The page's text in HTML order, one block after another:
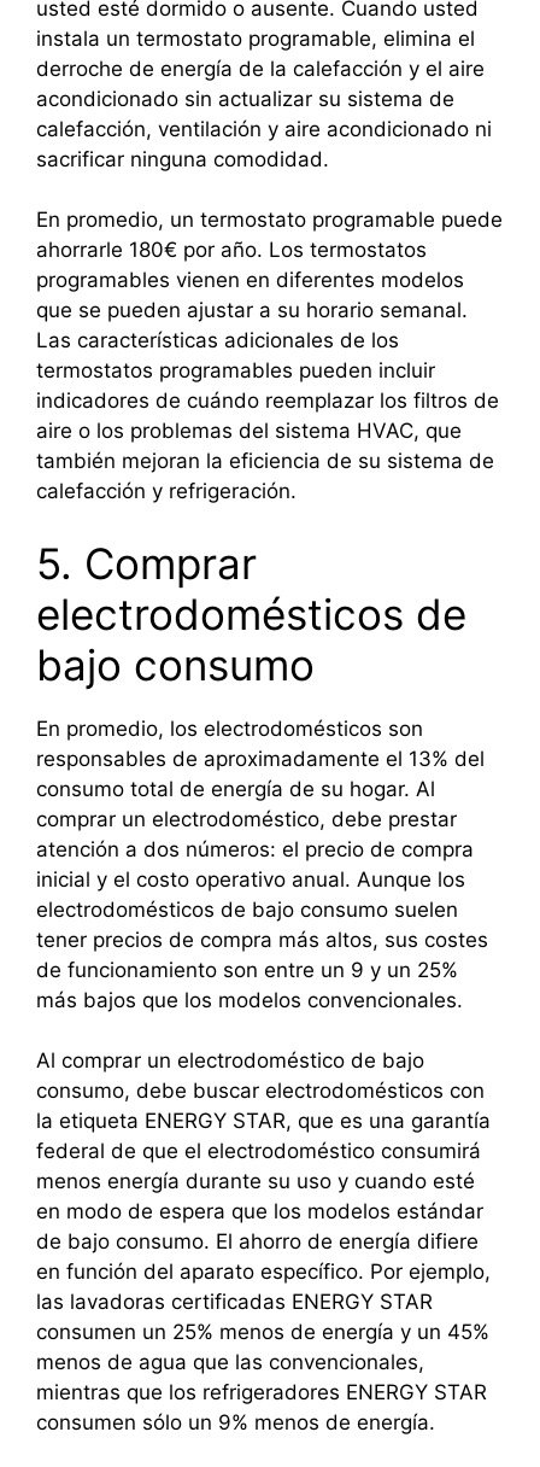
usted esté dormido o ausente. Cuando usted
instala un termostato programable, elimina el
derroche de energía de la calefacción y el aire
acondicionado sin actualizar su sistema de
calefacción, ventilación y aire acondicionado ni
sacrificar ninguna comodidad.
En promedio, un termostato programable puede
ahorrarle 180€ por año. Los termostatos
programables vienen en diferentes modelos
que se pueden ajustar a su horario semanal.
Las características adicionales de los
termostatos programables pueden incluir
indicadores de cuándo reemplazar los filtros de
aire o los problemas del sistema HVAC, que
también mejoran la eficiencia de su sistema de
calefacción y refrigeración.
5. Comprar
electrodomésticos de
bajo consumo
En promedio, los electrodomésticos son
responsables de aproximadamente el 13% del
consumo total de energía de su hogar. Al
comprar un electrodoméstico, debe prestar
atención a dos números: el precio de compra
inicial y el costo operativo anual. Aunque los
electrodomésticos de bajo consumo suelen
tener precios de compra más altos, sus costes
de funcionamiento son entre un 9 y un 25%
más bajos que los modelos convencionales.
Al comprar un electrodoméstico de bajo
consumo, debe buscar electrodomésticos con
la etiqueta ENERGY STAR, que es una garantía
federal de que el electrodoméstico consumirá
menos energía durante su uso y cuando esté
en modo de espera que los modelos estándar
de bajo consumo. El ahorro de energía difiere
en función del aparato específico. Por ejemplo,
las lavadoras certificadas ENERGY STAR
consumen un 25% menos de energía y un 45%
menos de agua que las convencionales,
mientras que los refrigeradores ENERGY STAR
consumen sólo un 9% menos de energía.